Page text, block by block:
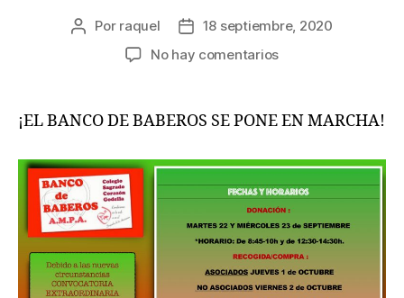
Autor
Por raquel
Fecha
la
18 septiembre, 2020
No hay comentariosen
2020-
¡EL BANCO DE BABEROS SE PONE EN MARCHA!